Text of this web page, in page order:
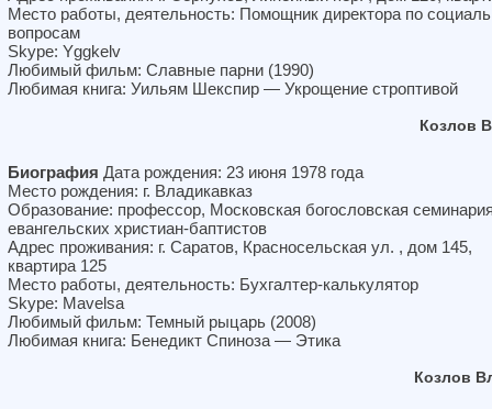
Место работы, деятельность: Помощник директора по
вопросам
Skype: Yggkelv
Любимый фильм: Славные парни (1990)
Любимая книга: Уильям Шекспир — Укрощение строптивой
Козлов
Биография Дата рождения: 23 июня 1978 года
Место рождения: г. Владикавказ
Образование: профессор, Московская богословская
евангельских христиан-баптистов
Адрес проживания: г. Саратов, Красносельская ул. , дом 145,
квартира 125
Место работы, деятельность: Бухгалтер-калькулятор
Skype: Mavelsa
Любимый фильм: Темный рыцарь (2008)
Любимая книга: Бенедикт Спиноза — Этика
Козлов